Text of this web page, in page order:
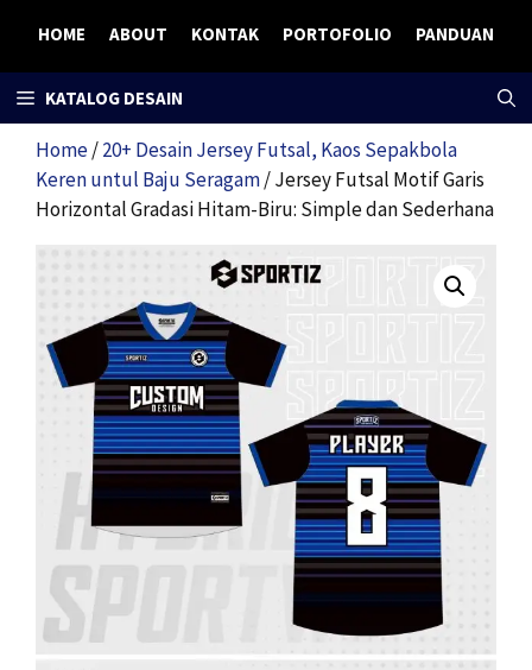
content
HOME ABOUT KONTAK PORTOFOLIO PANDUAN
KATALOG DESAIN
Home/20+ Desain Jersey Futsal, Kaos Sepakbola
Keren untul Baju Seragam/ Jersey Futsal Motif Garis
Horizontal Gradasi Hitam-Biru: Simple dan Sederhana